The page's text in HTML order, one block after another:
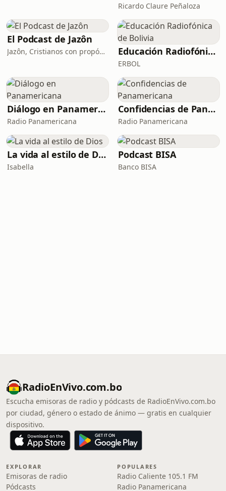
Ricardo Claure Peñaloza
El Podcast de Jazôn
Jazôn, Cristianos con propósito Educación Radiofónica de Bolivia
ERBOL
Diálogo en Panamericana
Radio Panamericana
Confidencias de Panamericana
Radio Panamericana
La vida al estilo de Dios
Isabella
Podcast BISA
Banco BISA
RadioEnVivo.com.bo
Escucha emisoras de radio y pódcasts de RadioEnVivo.com.bo
por ciudad, género o estado de ánimo — gratis en cualquier
dispositivo.
EXPLORAR
Emisoras de radio
Pódcasts
POPULARES
Radio Caliente 105.1 FM
Radio Panamericana